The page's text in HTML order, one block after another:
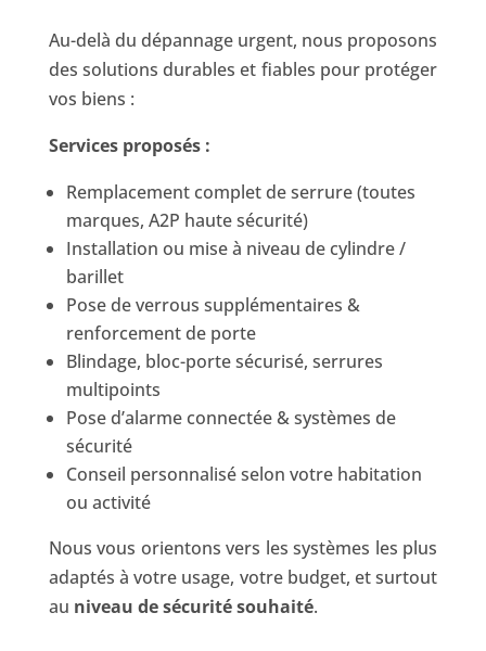
Au-delà du dépannage urgent, nous proposons
des solutions durables et fiables pour protéger
vos biens :
Services proposés :
Remplacement complet de serrure (toutes
marques, A2P haute sécurité)
Installation ou mise à niveau de cylindre /
barillet
Pose de verrous supplémentaires &
renforcement de porte
Blindage, bloc-porte sécurisé, serrures
multipoints
Pose d’alarme connectée & systèmes de
sécurité
Conseil personnalisé selon votre habitation
ou activité
Nous vous orientons vers les systèmes les plus
adaptés à votre usage, votre budget, et surtout
au niveau de sécurité souhaité.